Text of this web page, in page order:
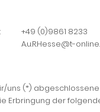
+49 (0)9861 8233
A.u.R.Hesse@t-
uns (*)
Erbringung der